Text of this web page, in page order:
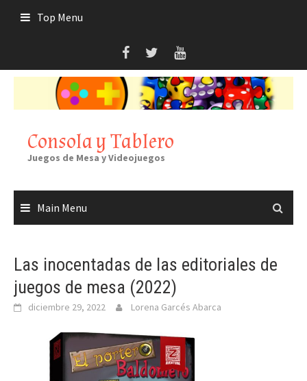
Top Menu
Consola y Tablero
Juegos de Mesa y Videojuegos
Main Menu
Las inocentadas de las editoriales de
juegos de mesa (2022)
diciembre 29, 2022 Lorena Garcés Abarca